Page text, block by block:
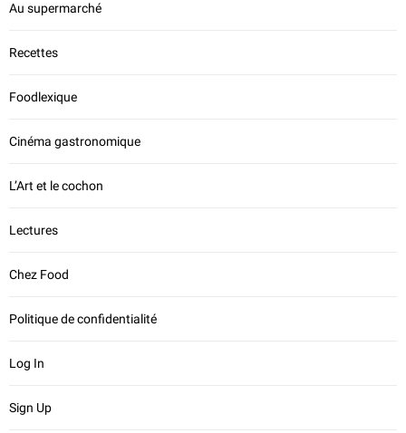
Au supermarché
Recettes
Foodlexique
Cinéma gastronomique
L’Art et le cochon
Lectures
Chez Food
Politique de confidentialité
Log In
Sign Up